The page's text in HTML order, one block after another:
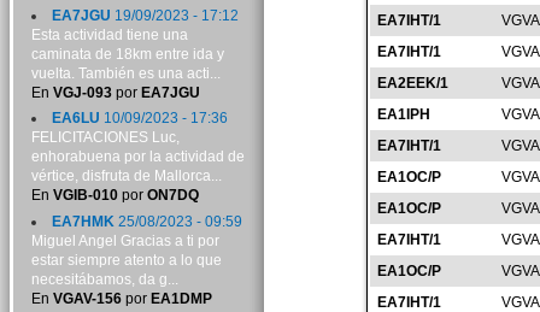
EA7IHT/1
EA7IHT/1
EA2EEK/1
EA1IPH
EA7IHT/1
EA1OC/P
EA1OC/P
EA7IHT/1
EA1OC/P
EA7IHT/1
EA7JGU 19/09/2023 - 17:12
Esta actividad tiene una
caminata de 18km entre ida y
vuelta. También es una acti...
En VGJ-093por EA7JGU
EA6LU 10/09/2023 - 17:36
FELICITACIONES Luc,
enhorabuena por la actividad de
vértice, disfruta de Mallorca...
En VGIB-010por ON7DQ
EA7HMK 25/08/2023 - 09:59
Miguel Angel Gracias a ti por
estar siempre atento a lo que
necesitábamos, da g...
En VGAV-156por EA1DMP